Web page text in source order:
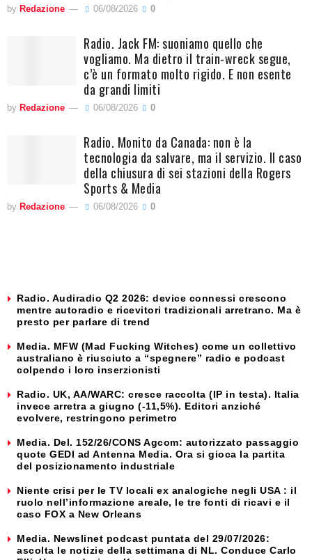
by Redazione 06/08/2026 0
Radio. Jack FM: suoniamo quello che
vogliamo. Ma dietro il train-wreck segue,
c’è un formato molto rigido. E non esente
da grandi limiti
by Redazione 06/08/2026 0
Radio. Monito da Canada: non è la
tecnologia da salvare, ma il servizio. Il caso
della chiusura di sei stazioni della Rogers
Sports & Media
by Redazione 06/08/2026 0
Radio. Audiradio Q2 2026: device connessi crescono
mentre autoradio e ricevitori tradizionali arretrano. Ma è
presto per parlare di trend
Media. MFW (Mad Fucking Witches) come un collettivo
australiano è riusciuto a “spegnere” radio e podcast
colpendo i loro inserzionisti
Radio. UK, AA/WARC: cresce raccolta (IP in testa). Italia
invece arretra a giugno (-11,5%). Editori anziché
evolvere, restringono perimetro
Media. Del. 152/26/CONS Agcom: autorizzato passaggio
quote GEDI ad Antenna Media. Ora si gioca la partita
del posizionamento industriale
Niente crisi per le TV locali ex analogiche negli USA : il
ruolo nell’informazione areale, le tre fonti di ricavi e il
caso FOX a New Orleans
Media. Newslinet podcast puntata del 29/07/2026:
ascolta le notizie della settimana di NL. Conduce Carlo